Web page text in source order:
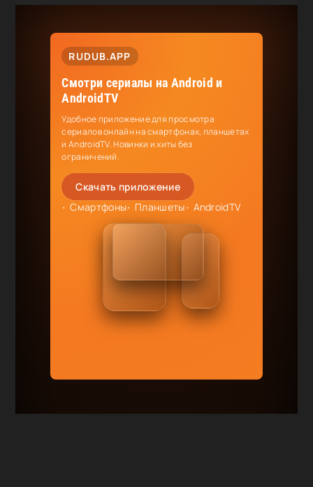
RUDUB.APP
Смотри сериалы на Android и
AndroidTV
Удобное приложение для просмотра
сериалов онлайн на смартфонах, планшетах
и AndroidTV. Новинки и хиты без
ограничений.
Скачать приложение
Смартфоны
Планшеты AndroidTV